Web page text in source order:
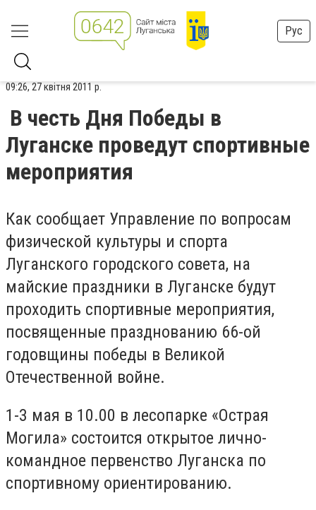
Рус
09:26, 27 квітня 2011 р.
В честь Дня Победы в
Луганске проведут спортивные
мероприятия
Как сообщает Управление по вопросам
физической культуры и спорта
Луганского городского совета, на
майские праздники в Луганске будут
проходить спортивные мероприятия,
посвященные празднованию 66-ой
годовщины победы в Великой
Отечественной войне.
1-3 мая в 10.00 в лесопарке «Острая
Могила» состоится открытое лично-
командное первенство Луганска по
спортивному ориентированию.